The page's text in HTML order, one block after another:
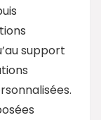
support